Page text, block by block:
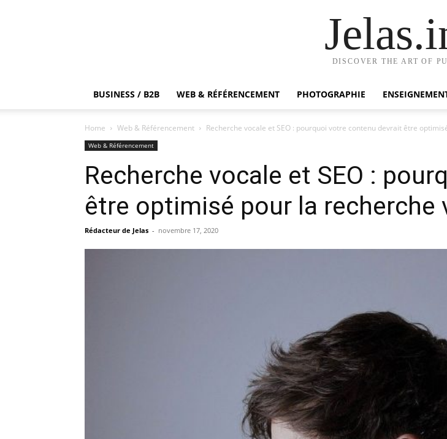
DISCOVER THE ART OF
BUSINESS / B2B WEB & RÉFÉRENCEMENT PHOTOGRAPHIE
Home Web & Référencement Recherche vocale et SEO : pourquoi votre contenu devrait être
Web & Référencement
Recherche vocale et SEO :
être optimisé pour la recherche
Rédacteur de Jelas - novembre 17, 2020